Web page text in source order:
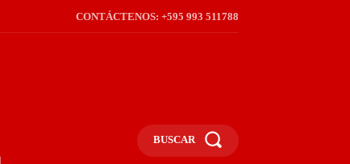
CONTÁCTENOS: +595 993 511788
BUSCAR